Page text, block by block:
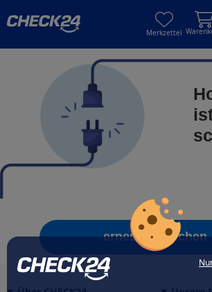
Merkzettel
erneut versuchen